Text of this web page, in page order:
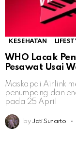
KESEHATAN
WHO Lacak
Pesawat Usai
Maskapai Airlink
penumpang dan
pada 25 April
by Jati Sunarto